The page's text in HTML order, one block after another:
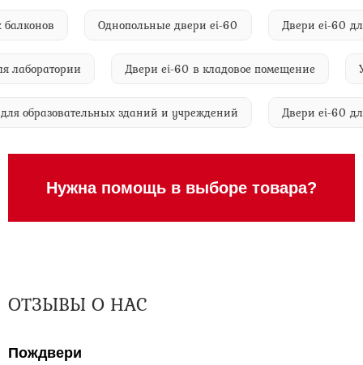
балконов Однопольные двери ei-60 Двери ei-
Двери ei-60 в кладовое помещение
60 для образовательных зданий и учреждений Двери ei-
Нужна помощь в выборе товара?
ОТЗЫВЫ О НАС
Пождвери